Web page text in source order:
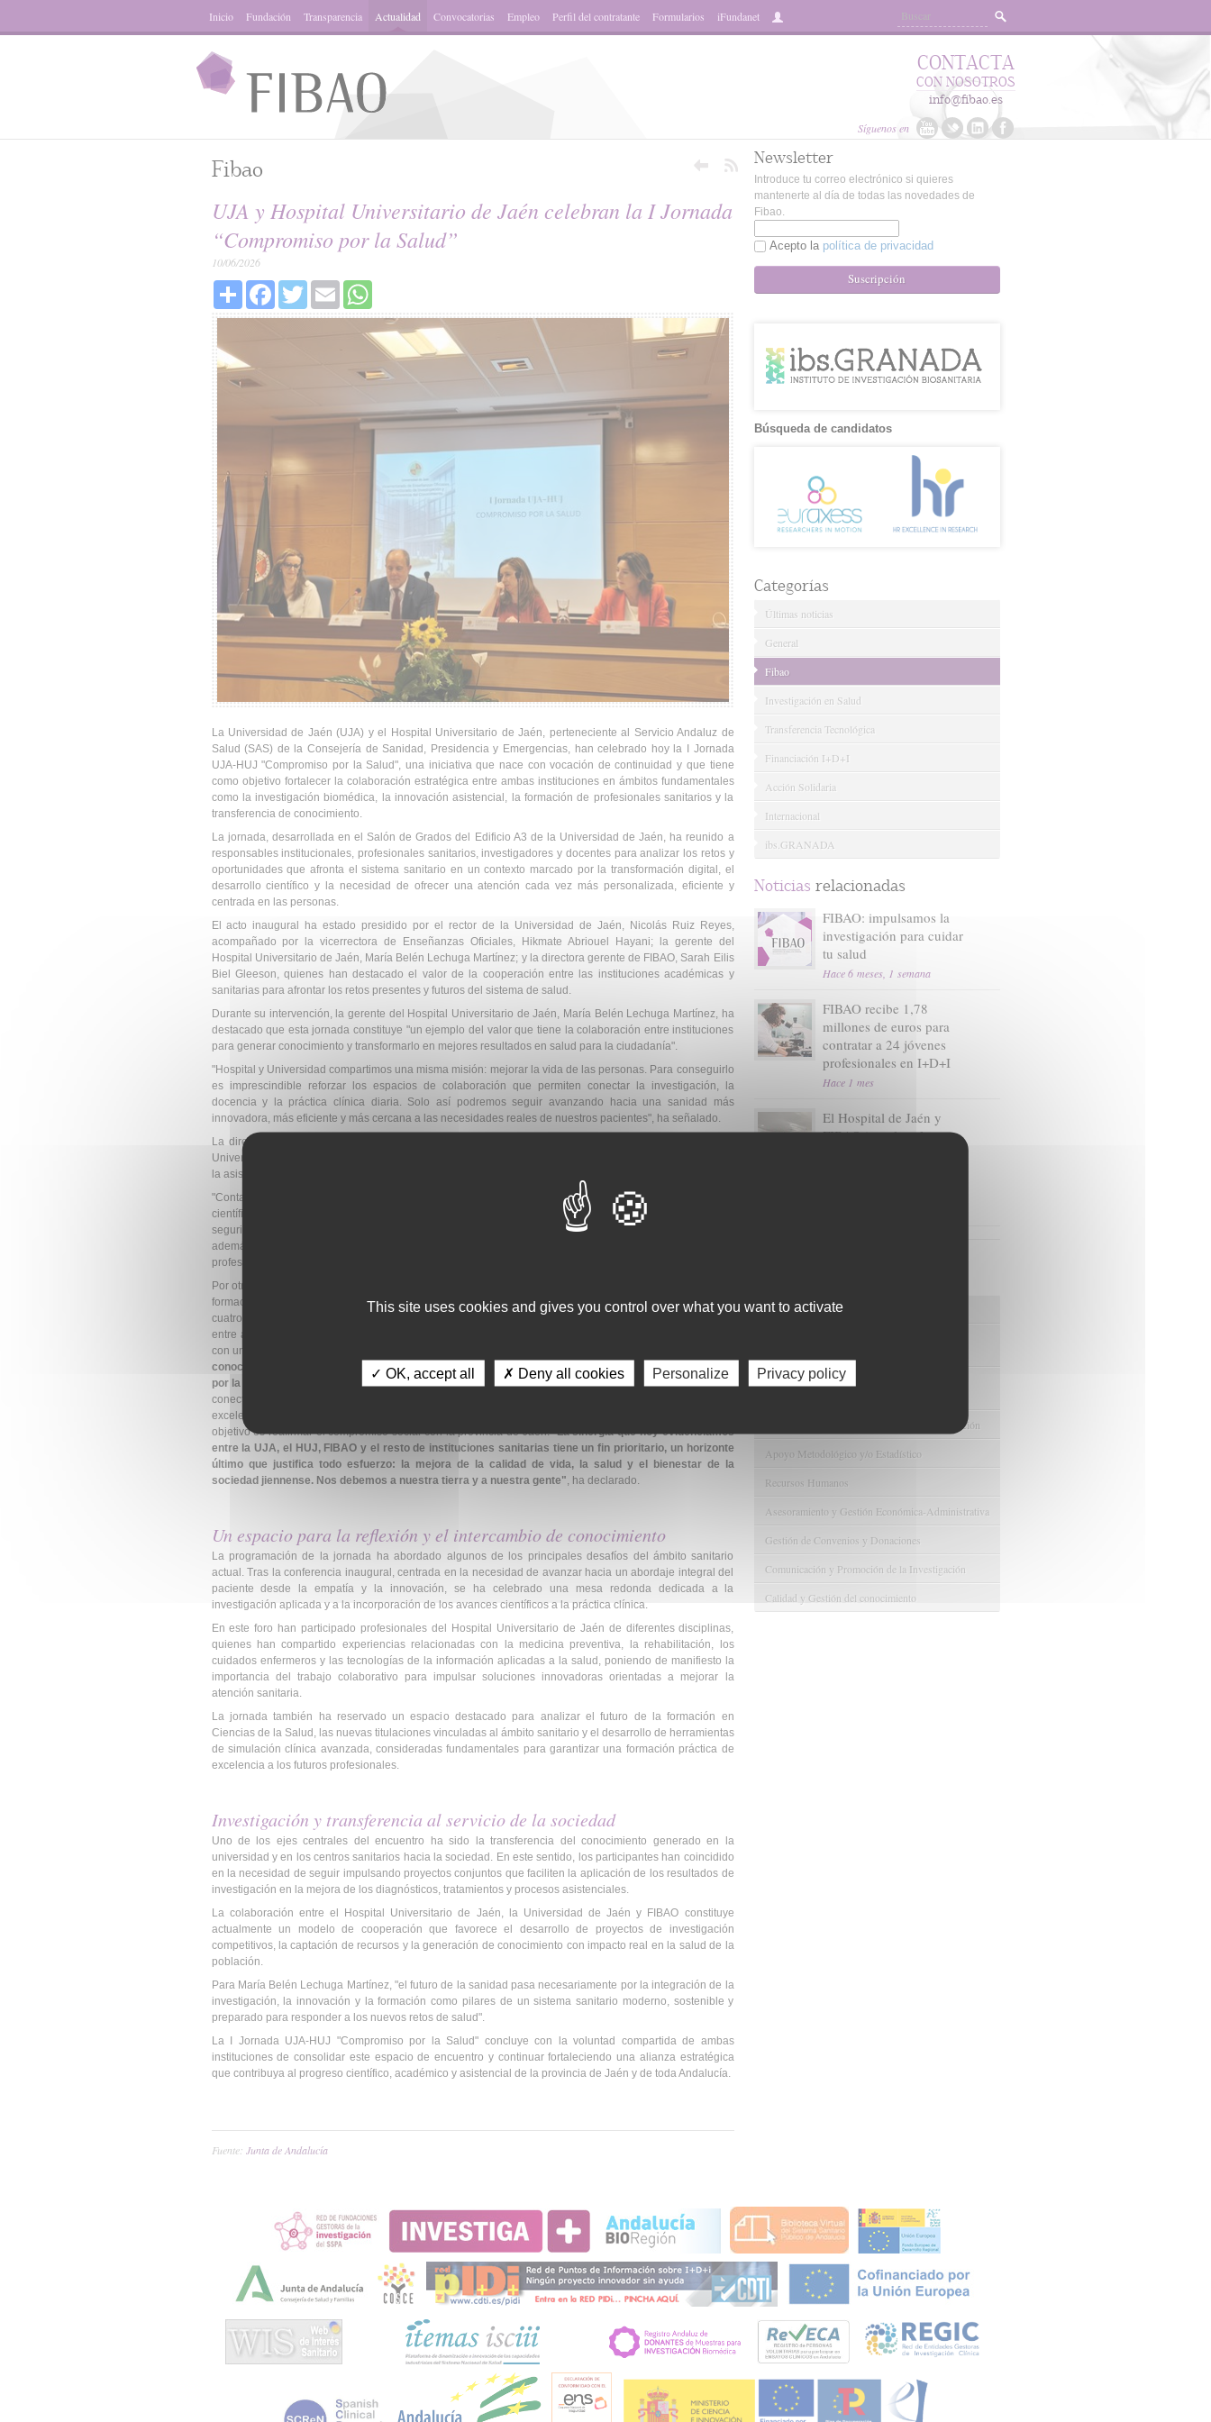
Inicio Fundación Transparencia Actualidad Convocatorias Empleo Perfil del contratante Formularios iFundanet
Síguenos en
CONTACTA
CON NOSOTROS
info@fibao.es
Fibao
UJA y Hospital Universitario de Jaén celebran la I Jornada
“Compromiso por la Salud”
10/06/2026
Share Facebook
Twitter Email WhatsApp
La Universidad de Jaén (UJA) y el Hospital Universitario de Jaén, perteneciente al Servicio Andaluz de
Salud (SAS) de la Consejería de Sanidad, Presidencia y Emergencias, han celebrado hoy la I Jornada
UJA-HUJ "Compromiso por la Salud", una iniciativa que nace con vocación de continuidad y que tiene
como objetivo fortalecer la colaboración estratégica entre ambas instituciones en ámbitos fundamentales
como la investigación biomédica, la innovación asistencial, la formación de profesionales sanitarios y la
transferencia de conocimiento.
La jornada, desarrollada en el Salón de Grados del Edificio A3 de la Universidad de Jaén, ha reunido a
responsables institucionales, profesionales sanitarios, investigadores y docentes para analizar los retos y
oportunidades que afronta el sistema sanitario en un contexto marcado por la transformación digital, el
desarrollo científico y la necesidad de ofrecer una atención cada vez más personalizada, eficiente y
centrada en las personas.
El acto inaugural ha estado presidido por el rector de la Universidad de Jaén, Nicolás Ruiz Reyes,
acompañado por la vicerrectora de Enseñanzas Oficiales, Hikmate Abriouel Hayani; la gerente del
Hospital Universitario de Jaén, María Belén Lechuga Martínez; y la directora gerente de FIBAO, Sarah Eilis
Biel Gleeson, quienes han destacado el valor de la cooperación entre las instituciones académicas y
sanitarias para afrontar los retos presentes y futuros del sistema de salud.
Durante su intervención, la gerente del Hospital Universitario de Jaén, María Belén Lechuga Martínez, ha
destacado que esta jornada constituye "un ejemplo del valor que tiene la colaboración entre instituciones
para generar conocimiento y transformarlo en mejores resultados en salud para la ciudadanía".
"Hospital y Universidad compartimos una misma misión: mejorar la vida de las personas. Para conseguirlo
es imprescindible reforzar los espacios de colaboración que permiten conectar la investigación, la
docencia y la práctica clínica diaria. Solo así podremos seguir avanzando hacia una sanidad más
innovadora, más eficiente y más cercana a las necesidades reales de nuestros pacientes", ha señalado.
La directora gerente ha subrayado asimismo el papel que desempeñan los profesionales del Hospital
Universitario de Jaén en el desarrollo de proyectos de investigación e innovación con impacto directo en
la asistencia sanitaria.
"Contamos con equipos multidisciplinares altamente cualificados que participan activamente en proyectos
científicos y en iniciativas de innovación que contribuyen a mejorar los procesos asistenciales, la
seguridad de los pacientes y la calidad de la atención. La alianza con la Universidad de Jaén nos permite
además potenciar la formación, atraer talento y generar nuevas oportunidades para el desarrollo
profesional", ha afirmado.
Por otra parte, en su intervención, el Rector ha asegurado que para la UJA la salud no es solo un área de
formación e investigación, sino un deber ético con la sociedad de Jaén. Asimismo, se ha referido a los
cuatro objetivos fundamentales de estas jornadas. En primer lugar, consolidar una alianza estratégica
entre ambas partes, reforzando y estrechando los lazos entre la UJA y el Hospital Universitario de Jaén,
con un intercambio del talento e ideas constantes.
conocimiento, "para que la ciencia no se quede en el laboratorio", destacando la labor desarrollada
por la Fundación FIBAO
. En tercer lugar, se ha referido a garantizar una formación rigurosa, de calidad y
conectada con la realidad asistencial, lo que a su juicio pasa inexorablemente por ofrecer títulos de
excelencia y adaptar las enseñanzas a las demandas reales del sistema sanitario. Por último, el cuarto
objetivo es reafirmar el compromiso social con la provincia de Jaén. "La sinergia que hoy evidenciamos
entre la UJA, el HUJ, FIBAO y el resto de instituciones sanitarias tiene un fin prioritario, un horizonte
último que justifica todo esfuerzo: la mejora de la calidad de vida, la salud y el bienestar de la
sociedad jiennense. Nos debemos a nuestra tierra y a nuestra gente", ha declarado.
Un espacio para la reflexión y el intercambio de conocimiento
La programación de la jornada ha abordado algunos de los principales desafíos del ámbito sanitario
actual. Tras la conferencia inaugural, centrada en la necesidad de avanzar hacia un abordaje integral del
paciente desde la empatía y la innovación, se ha celebrado una mesa redonda dedicada a la
investigación aplicada y a la incorporación de los avances científicos a la práctica clínica.
En este foro han participado profesionales del Hospital Universitario de Jaén de diferentes disciplinas,
quienes han compartido experiencias relacionadas con la medicina preventiva, la rehabilitación, los
cuidados enfermeros y las tecnologías de la información aplicadas a la salud, poniendo de manifiesto la
importancia del trabajo colaborativo para impulsar soluciones innovadoras orientadas a mejorar la
atención sanitaria.
La jornada también ha reservado un espacio destacado para analizar el futuro de la formación en
Ciencias de la Salud, las nuevas titulaciones vinculadas al ámbito sanitario y el desarrollo de herramientas
de simulación clínica avanzada, consideradas fundamentales para garantizar una formación práctica de
excelencia a los futuros profesionales.
Investigación y transferencia al servicio de la sociedad
Uno de los ejes centrales del encuentro ha sido la transferencia del conocimiento generado en la
universidad y en los centros sanitarios hacia la sociedad. En este sentido, los participantes han coincidido
en la necesidad de seguir impulsando proyectos conjuntos que faciliten la aplicación de los resultados de
investigación en la mejora de los diagnósticos, tratamientos y procesos asistenciales.
La colaboración entre el Hospital Universitario de Jaén, la Universidad de Jaén y FIBAO constituye
actualmente un modelo de cooperación que favorece el desarrollo de proyectos de investigación
competitivos, la captación de recursos y la generación de conocimiento con impacto real en la salud de la
población.
Para María Belén Lechuga Martínez, "el futuro de la sanidad pasa necesariamente por la integración de la
investigación, la innovación y la formación como pilares de un sistema sanitario moderno, sostenible y
preparado para responder a los nuevos retos de salud".
La I Jornada UJA-HUJ "Compromiso por la Salud" concluye con la voluntad compartida de ambas
instituciones de consolidar este espacio de encuentro y continuar fortaleciendo una alianza estratégica
que contribuya al progreso científico, académico y asistencial de la provincia de Jaén y de toda Andalucía.
Fuente: Junta de Andalucía
Newsletter
Introduce tu correo electrónico si quieres
mantenerte al día de todas las novedades de
Fibao.
Acepto la política de privacidad
Suscripción
Búsqueda de candidatos
Categorías
Últimas noticias
General
Fibao
Investigación en Salud
Transferencia Tecnológica
Financiación I+D+I
Acción Solidaria
Internacional
ibs.GRANADA
Noticias relacionadas
FIBAO: impulsamos la
investigación para cuidar
tu salud
Hace 6 meses, 1 semana
FIBAO recibe 1,78
millones de euros para
contratar a 24 jóvenes
profesionales en I+D+I
Hace 1 mes
El Hospital de Jaén y
FIBAO impulsan la
Consulta nuestras Ofertas Tecnológicas
Gestión de la Innovación y la Transferencia
Gestión de Ayudas y Oportunidad de Financiación
Apoyo Metodológico y/o Estadístico
Recursos Humanos
Asesoramiento y Gestión Económica-Administrativa
Gestión de Convenios y Donaciones
Comunicación y Promoción de la Investigación
Calidad y Gestión del conocimiento
This site uses cookies and gives you control over what you want to activate
✓ OK, accept all ✗ Deny all cookies Personalize Privacy policy